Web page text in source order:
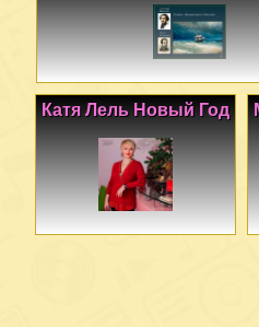
Катя Лель Новый Год